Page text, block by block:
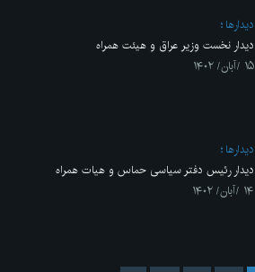
ديدارها
دیدار نخست وزیر عراق و هیئت همراه
۱۵ /آبان/ ۱۴۰۲
ديدارها
دیدار رئیس دفتر سیاسی حماس و هیات همراه
۱۴ /آبان/ ۱۴۰۲